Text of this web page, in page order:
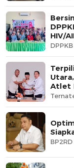
HIV/
DPPKB
Atlet
BP2RD